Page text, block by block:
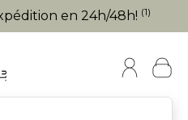
en 24h/48h! (1)